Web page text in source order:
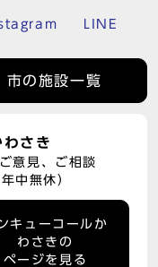
LINE
市の施設一覧
さき
意見、ご相談
中無休）
キューコールか
わさきの
ページを見る